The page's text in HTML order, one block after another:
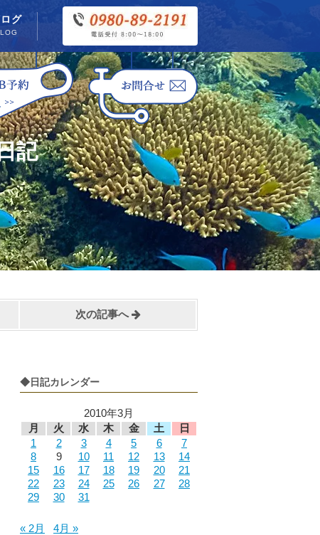
グ
記
次の記事へ
◆日記カレンダー
2010年3月
月
火 水 木 金 土
日
1
2 3 4 5 6
7
8
9 10 11 12 13
14
15
16 17 18 19 20
21
22
23 24 25 26 27
28
29
30 31
« 2月 4月 »